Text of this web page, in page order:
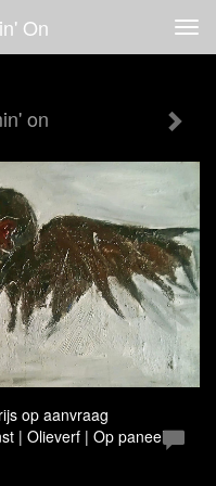
On
on
op aanvraag
| Olieverf | Op paneel